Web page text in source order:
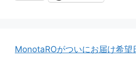
MonotaROがついにお届け希望